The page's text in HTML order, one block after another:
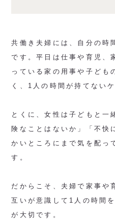
共働き夫婦には、自分の時
です。平日は仕事や育児、
っている家の用事や子ども
く、1人の時間が持てない
とくに、女性は子どもと一
険なことはないか」「不快
かいところにまで気を配っ
す。
だからこそ、夫婦で家事や
互いが意識して1人の時間
が大切です。